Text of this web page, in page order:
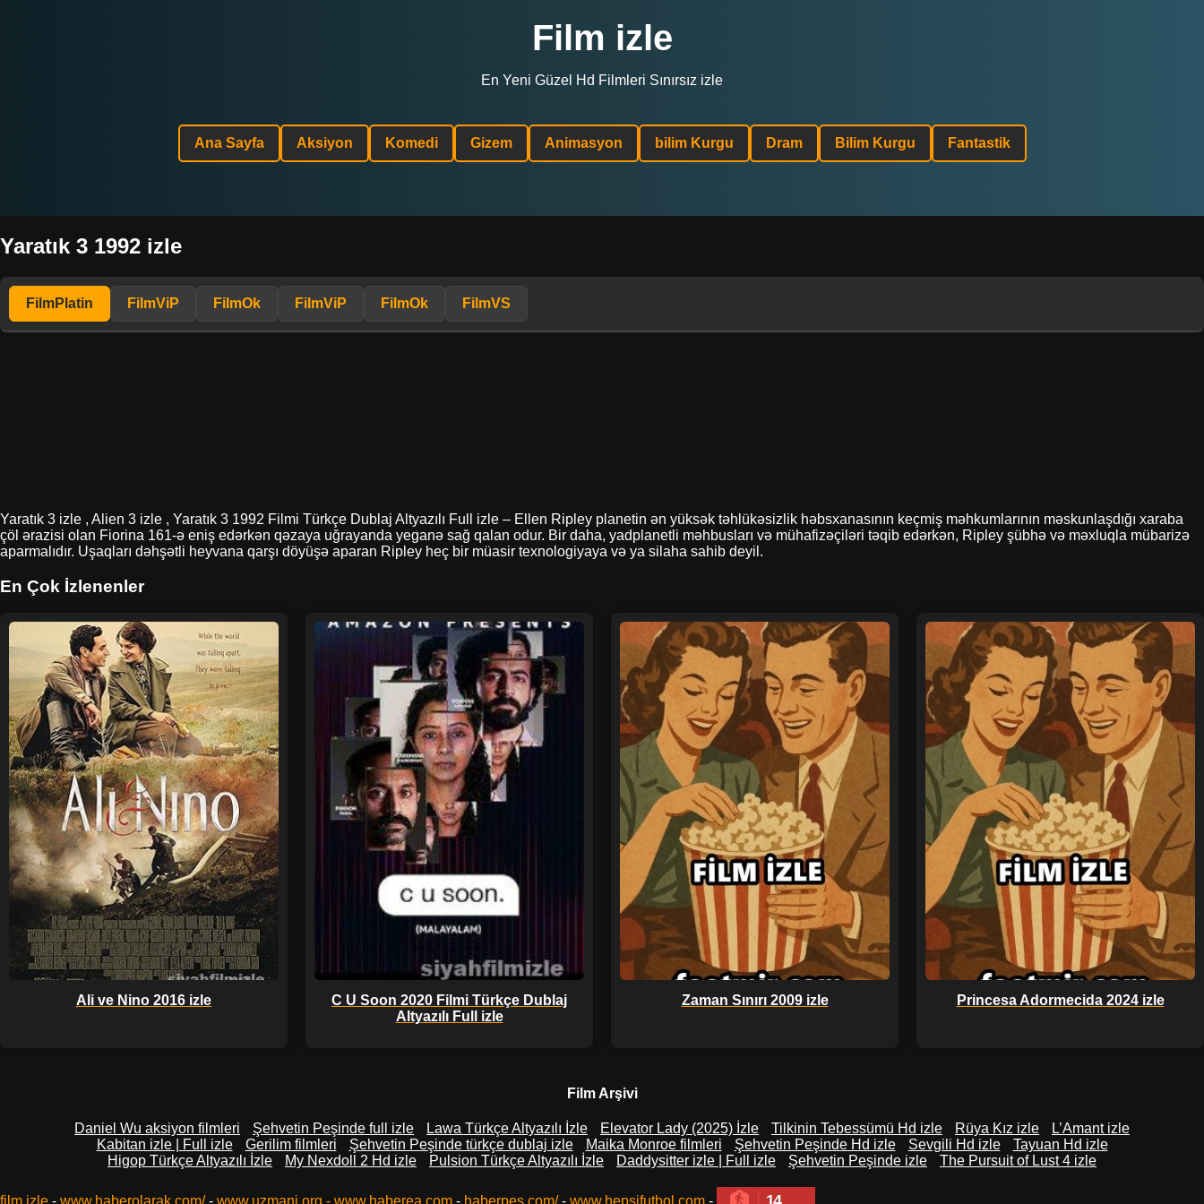
Film izle
En Yeni Güzel Hd Filmleri Sınırsız izle
Ana Sayfa Aksiyon Komedi Gizem Animasyon bilim Kurgu Dram Bilim Kurgu Fantastik
Yaratık 3 1992 izle
FilmPlatin FilmViP FilmOk FilmViP FilmOk FilmVS
Yaratık 3 izle , Alien 3 izle , Yaratık 3 1992 Filmi Türkçe Dublaj Altyazılı Full izle – Ellen Ripley planetin ən yüksək təhlükəsizlik həbsxanasının keçmiş məhkumlarının məskunlaşdığı xaraba
çöl ərazisi olan Fiorina 161-ə eniş edərkən qəzaya uğrayanda yeganə sağ qalan odur. Bir daha, yadplanetli məhbusları və mühafizəçiləri təqib edərkən, Ripley şübhə və məxluqla mübarizə
aparmalıdır. Uşaqları dəhşətli heyvana qarşı döyüşə aparan Ripley heç bir müasir texnologiyaya və ya silaha sahib deyil.
En Çok İzlenenler
Ali ve Nino 2016 izle
C U Soon 2020 Filmi Türkçe Dublaj
Altyazılı Full izle
Zaman Sınırı 2009 izle Princesa Adormecida 2024 izle
Film Arşivi
Daniel Wu aksiyon filmleri Şehvetin Peşinde full izle Lawa Türkçe Altyazılı İzle Elevator Lady (2025) İzle Tilkinin Tebessümü Hd izle Rüya Kız izle
L’Amant izle
Kabitan izle | Full izle
Gerilim filmleri Şehvetin Peşinde türkçe dublaj izle Maika Monroe filmleri Şehvetin Peşinde Hd izle Sevgili Hd izle
Tayuan Hd izle
Higop Türkçe Altyazılı İzle
My Nexdoll 2 Hd izle Pulsion Türkçe Altyazılı İzle Daddysitter izle | Full izle Şehvetin Peşinde izle The Pursuit of Lust 4 izle
film izle - www.haberolarak.com/- www.uzmani.org - www.haberea.com - haberpes.com/- www.hepsifutbol.com - 14